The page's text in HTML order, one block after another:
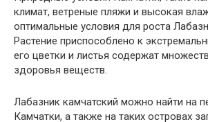
климат, ветреные пляжи и высокая
оптимальные условия для роста
Растение приспособлено к
его цветки и листья содержат
здоровья веществ.
Лабазник камчатский можно найти на
Камчатки, а также на таких островах